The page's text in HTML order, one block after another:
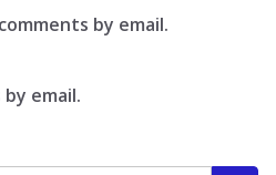
by email.
email.